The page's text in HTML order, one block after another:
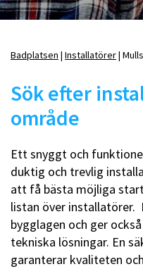
Badplatsen Installatörer
Sök efter
område
Ett snyggt och
duktig och trevlig
att få bästa möjliga
listan över installatörer.
bygglagen och ger
tekniska lösningar. En
garanterar kvaliteten